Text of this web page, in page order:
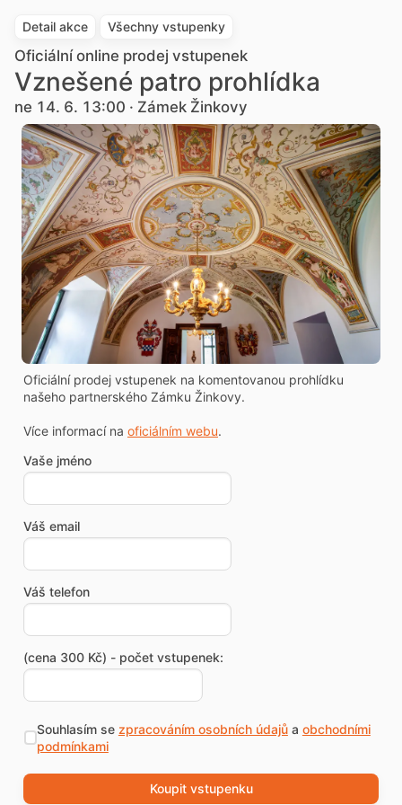
Detail akce Všechny vstupenky
Oficiální online prodej vstupenek
Vznešené patro prohlídka
ne 14. 6. 13:00 · Zámek Žinkovy
Oficiální prodej vstupenek na komentovanou prohlídku
našeho partnerského Zámku Žinkovy.
Více informací na oficiálním webu.
Vaše jméno
Váš email
Váš telefon
(cena 300 Kč) - počet vstupenek:
Souhlasím se zpracováním osobních údajůa obchodními
podmínkami
Koupit vstupenku